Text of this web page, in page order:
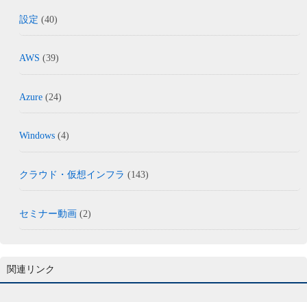
設定 (40)
AWS (39)
Azure (24)
Windows (4)
クラウド・仮想インフラ (143)
セミナー動画 (2)
関連リンク